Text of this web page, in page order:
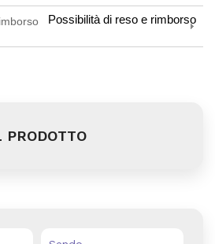
Possibilità di reso e rimborso
PRODOTTO